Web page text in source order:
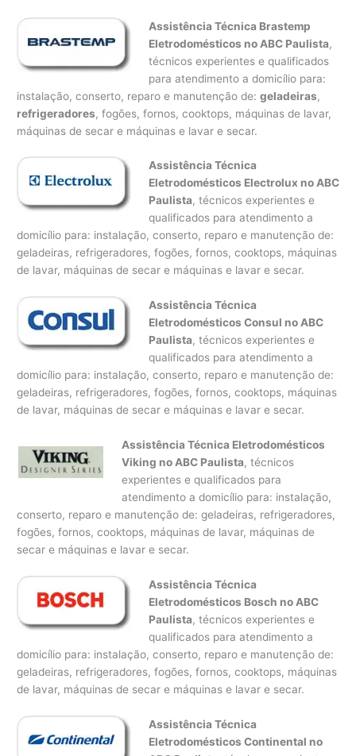
Assistência Técnica Brastemp
Eletrodomésticos no ABC Paulista,
técnicos experientes e qualificados
para atendimento a domicílio para:
instalação, conserto, reparo e manutenção de:geladeiras,
refrigeradores, fogões, fornos, cooktops, máquinas de lavar,
máquinas de secar e máquinas e lavar e secar.
Assistência Técnica
Eletrodomésticos Electrolux no ABC
Paulista, técnicos experientes e
qualificados para atendimento a
domicílio para: instalação, conserto, reparo e manutenção de:
geladeiras, refrigeradores, fogões, fornos, cooktops, máquinas
de lavar, máquinas de secar e máquinas e lavar e secar.
Assistência Técnica
Eletrodomésticos Consul no ABC
Paulista, técnicos experientes e
qualificados para atendimento a
domicílio para: instalação, conserto, reparo e manutenção de:
geladeiras, refrigeradores, fogões, fornos, cooktops, máquinas
de lavar, máquinas de secar e máquinas e lavar e secar.
Assistência Técnica Eletrodomésticos
Viking no ABC Paulista, técnicos
experientes e qualificados para
atendimento a domicílio para: instalação,
conserto, reparo e manutenção de: geladeiras, refrigeradores,
fogões, fornos, cooktops, máquinas de lavar, máquinas de
secar e máquinas e lavar e secar.
Assistência Técnica
Eletrodomésticos Bosch no ABC
Paulista, técnicos experientes e
qualificados para atendimento a
domicílio para: instalação, conserto, reparo e manutenção de:
geladeiras, refrigeradores, fogões, fornos, cooktops, máquinas
de lavar, máquinas de secar e máquinas e lavar e secar.
Assistência Técnica
Eletrodomésticos Continental no